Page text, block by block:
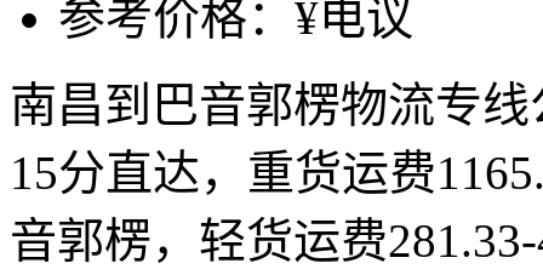
参考价格：¥电议
南昌到巴音郭楞物流专
15分直达，重货运费
音郭楞，轻货运费